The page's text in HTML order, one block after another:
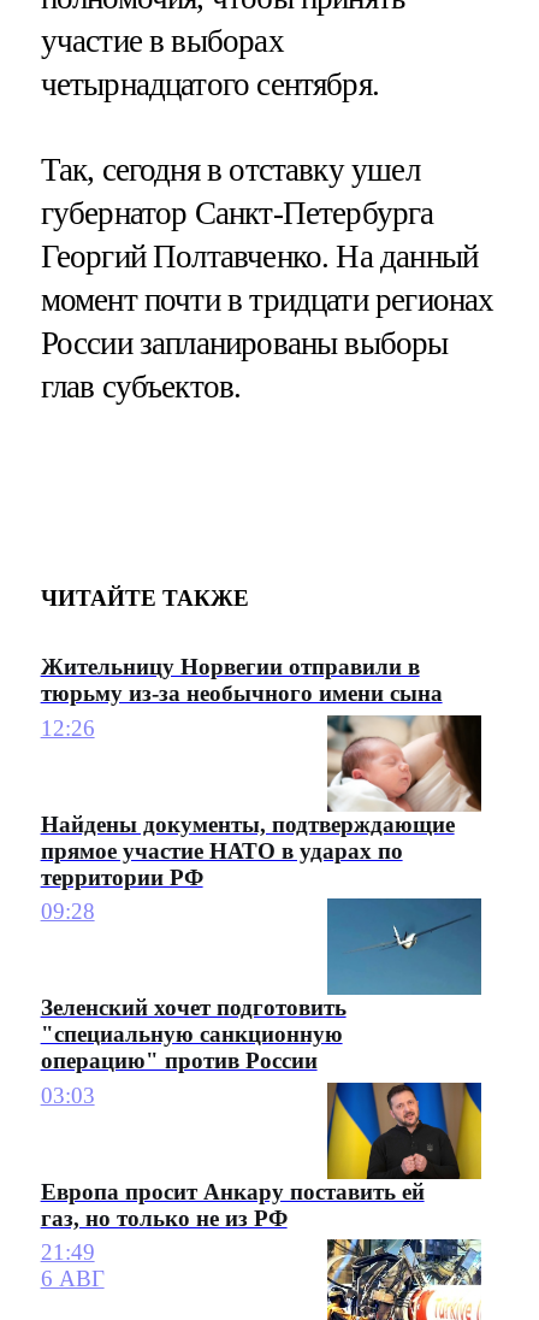
участие в выборах
четырнадцатого сентября.
Так, сегодня в отставку ушел
губернатор Санкт-Петербурга
Георгий Полтавченко. На данный
момент почти в тридцати регионах
России запланированы выборы
глав субъектов.
ЧИТАЙТЕ ТАКЖЕ
Жительницу Норвегии отправили в
тюрьму из-за необычного имени сына
12:26
Найдены документы, подтверждающие
прямое участие НАТО в ударах по
территории РФ
09:28
Зеленский хочет подготовить
"специальную санкционную
операцию" против России
03:03
Европа просит Анкару поставить ей
газ, но только не из РФ
21:49
6 АВГ